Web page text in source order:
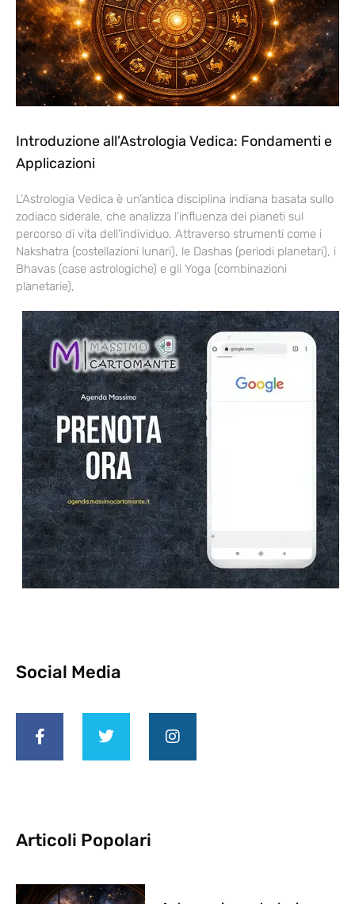
Introduzione all’Astrologia Vedica: Fondamenti e
Applicazioni
L’Astrologia Vedica è un’antica disciplina indiana basata sullo
zodiaco siderale, che analizza l’influenza dei pianeti sul
percorso di vita dell’individuo. Attraverso strumenti come i
Nakshatra (costellazioni lunari), le Dashas (periodi planetari), i
Bhavas (case astrologiche) e gli Yoga (combinazioni
planetarie),
Social Media
Articoli Popolari